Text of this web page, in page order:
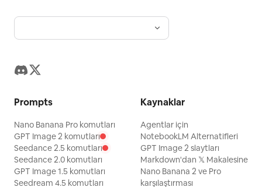
Prompts
Nano Banana Pro komutları
GPT Image 2 komutları
Seedance 2.5 komutları
Seedance 2.0 komutları
GPT Image 1.5 komutları
Seedream 4.5 komutları
Kaynaklar
Agentlar için
NotebookLM Alternatifleri
GPT Image 2 slaytları
Markdown'dan 𝕏 Makalesine
Nano Banana 2 ve Pro
karşılaştırması